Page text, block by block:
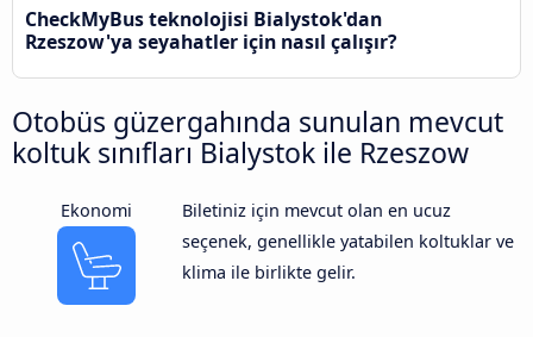
CheckMyBus teknolojisi Bialystok'dan
Rzeszow'ya seyahatler için nasıl çalışır?
Otobüs güzergahında sunulan mevcut
koltuk sınıfları Bialystok ile Rzeszow
Ekonomi
Biletiniz için mevcut olan en ucuz
seçenek, genellikle yatabilen koltuklar ve
klima ile birlikte gelir.